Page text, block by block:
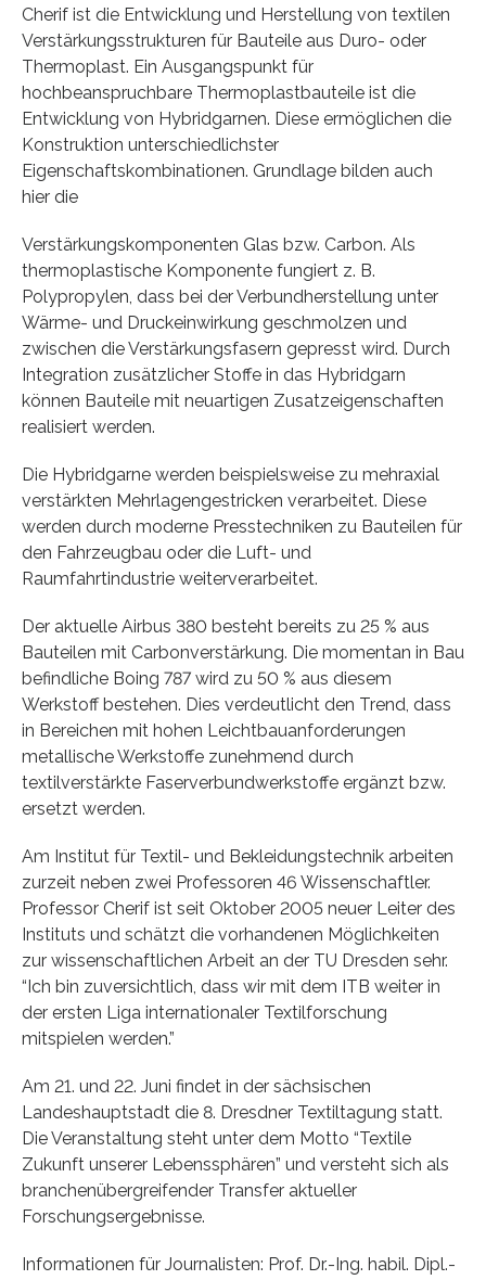
Cherif ist die Entwicklung und Herstellung von textilen
Verstärkungsstrukturen für Bauteile aus Duro- oder
Thermoplast. Ein Ausgangspunkt für
hochbeanspruchbare Thermoplastbauteile ist die
Entwicklung von Hybridgarnen. Diese ermöglichen die
Konstruktion unterschiedlichster
Eigenschaftskombinationen. Grundlage bilden auch
hier die
Verstärkungskomponenten Glas bzw. Carbon. Als
thermoplastische Komponente fungiert z. B.
Polypropylen, dass bei der Verbundherstellung unter
Wärme- und Druckeinwirkung geschmolzen und
zwischen die Verstärkungsfasern gepresst wird. Durch
Integration zusätzlicher Stoffe in das Hybridgarn
können Bauteile mit neuartigen Zusatzeigenschaften
realisiert werden.
Die Hybridgarne werden beispielsweise zu mehraxial
verstärkten Mehrlagengestricken verarbeitet. Diese
werden durch moderne Presstechniken zu Bauteilen für
den Fahrzeugbau oder die Luft- und
Raumfahrtindustrie weiterverarbeitet.
Der aktuelle Airbus 380 besteht bereits zu 25 % aus
Bauteilen mit Carbonverstärkung. Die momentan in Bau
befindliche Boing 787 wird zu 50 % aus diesem
Werkstoff bestehen. Dies verdeutlicht den Trend, dass
in Bereichen mit hohen Leichtbauanforderungen
metallische Werkstoffe zunehmend durch
textilverstärkte Faserverbundwerkstoffe ergänzt bzw.
ersetzt werden.
Am Institut für Textil- und Bekleidungstechnik arbeiten
zurzeit neben zwei Professoren 46 Wissenschaftler.
Professor Cherif ist seit Oktober 2005 neuer Leiter des
Instituts und schätzt die vorhandenen Möglichkeiten
zur wissenschaftlichen Arbeit an der TU Dresden sehr.
“Ich bin zuversichtlich, dass wir mit dem ITB weiter in
der ersten Liga internationaler Textilforschung
mitspielen werden.”
Am 21. und 22. Juni findet in der sächsischen
Landeshauptstadt die 8. Dresdner Textiltagung statt.
Die Veranstaltung steht unter dem Motto “Textile
Zukunft unserer Lebenssphären” und versteht sich als
branchenübergreifender Transfer aktueller
Forschungsergebnisse.
Informationen für Journalisten: Prof. Dr.-Ing. habil. Dipl.-